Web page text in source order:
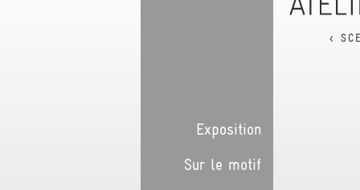
<
Exposition
Sur le motif